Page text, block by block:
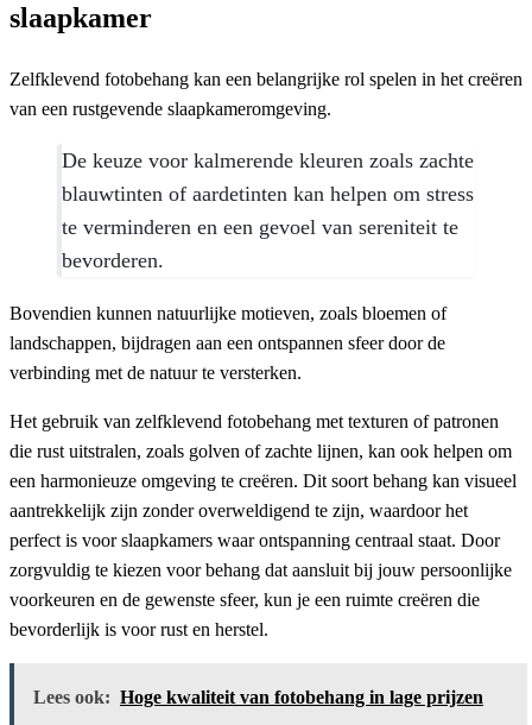
slaapkamer
Zelfklevend fotobehang kan een belangrijke rol spelen in het creëren
van een rustgevende slaapkameromgeving.
De keuze voor kalmerende kleuren zoals zachte
blauwtinten of aardetinten kan helpen om stress
te verminderen en een gevoel van sereniteit te
bevorderen.
Bovendien kunnen natuurlijke motieven, zoals bloemen of
landschappen, bijdragen aan een ontspannen sfeer door de
verbinding met de natuur te versterken.
Het gebruik van zelfklevend fotobehang met texturen of patronen
die rust uitstralen, zoals golven of zachte lijnen, kan ook helpen om
een harmonieuze omgeving te creëren. Dit soort behang kan visueel
aantrekkelijk zijn zonder overweldigend te zijn, waardoor het
perfect is voor slaapkamers waar ontspanning centraal staat. Door
zorgvuldig te kiezen voor behang dat aansluit bij jouw persoonlijke
voorkeuren en de gewenste sfeer, kun je een ruimte creëren die
bevorderlijk is voor rust en herstel.
Lees ook: Hoge kwaliteit van fotobehang in lage prijzen